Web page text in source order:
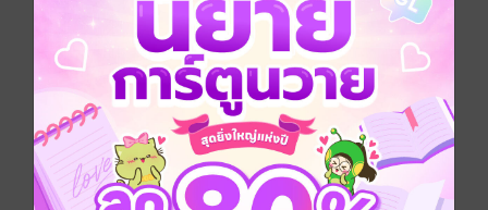
คมชัดลึก วันอาทิตย์ที่ 18 มกราคม พ.ศ.2558
ประเภทไฟล์ pdf
วันที่วางขาย 18 มกราคม 2558
ความยาว 23 หน้า